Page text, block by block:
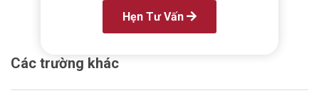
Hẹn Tư Vấn
Các trường khác